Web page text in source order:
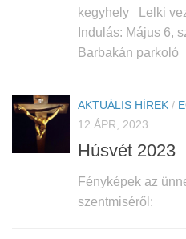
kegyhely Lelki
Indulás: Május 6,
Barbakán parkoló
AKTUÁLIS HÍREK /
12 ÁPR, 2023
Húsvét 2023
Fényképek az